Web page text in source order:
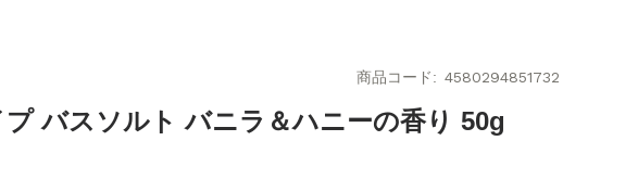
商品コード 4580294851732
プ バスソルト バニラ＆ハニーの香り 50g